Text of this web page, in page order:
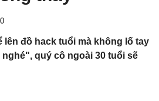
lên đồ hack tuổi mà không lố tay
quý cô ngoài 30 tuổi sẽ